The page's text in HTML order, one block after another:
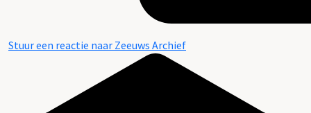
Stuur een reactie naar Zeeuws Archief